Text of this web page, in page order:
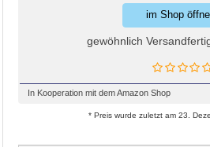
im Shop
gewöhnlich
In Kooperation mit dem Amazon Shop
* Preis wurde zuletzt am 23.